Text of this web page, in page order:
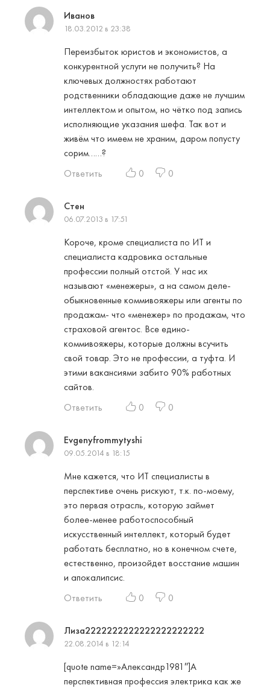
Иванов
18.03.2012 в 23:38
Переизбыток юристов и экономистов, а
конкурентной услуги не получить? На
ключевых должностях работают
родственники обладающие даже не лучшим
интеллектом и опытом, но чётко под запись
исполняющие указания шефа. Так вот и
живём что имеем не храним, даром попусту
сорим……?
Ответить
0 0
Стен
06.07.2013 в 17:51
Короче, кроме специалиста по ИТ и
специалиста кадровика остальные
профессии полный отстой. У нас их
называют «менежеры», а на самом деле-
обыкновенные коммивояжеры или агенты по
продажам- что «менежер» по продажам, что
страховой агентос. Все едино-
коммивояжеры, которые должны всучить
свой товар. Это не профессии, а туфта. И
этими вакансиями забито 90% работных
сайтов.
Ответить
0 0
Evgenyfrommytyshi
09.05.2014 в 18:15
Мне кажется, что ИТ специалисты в
перспективе очень рискуют, т.к. по-моему,
это первая отрасль, которую займет
более-менее работоспособный
искусственный интеллект, который будет
работать бесплатно, но в конечном счете,
естественно, произойдет восстание машин
и апокалипсис.
Ответить
0 0
Лиза2222222222222222222222
22.08.2014 в 12:14
[quote name=»Александр1981″]А
перспективная профессия электрика как же